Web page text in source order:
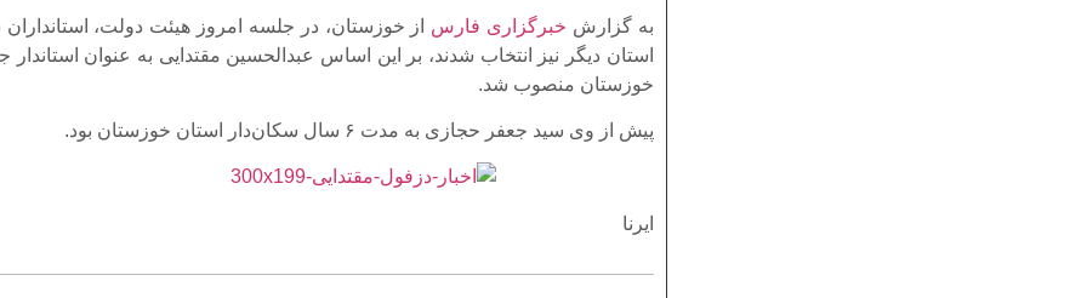
به گزارش خبرگزاری فارس از خوزستان، در جلسه امروز هیئت دولت،
استان دیگر نیز انتخاب شدند، بر این اساس عبدالحسین مقتدایی به عنوان استاندار
خوزستان منصوب شد.
پیش از وی سید جعفر حجازی به مدت ۶ سال سکان‌دار استان خوزستان بود.
ایرنا